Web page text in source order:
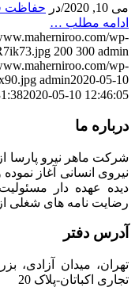
می 10, 2020 /در حفاظت
ادامه مطلب …
wp-
200 300 admin
wp-
admin2020-05-10
2020-05-10 12:46:05
درباره ما
نیروی انسانی آغاز
دیده عهده دار
رضایت نامه های شغلی
آدرس دفتر
تهران، میدان آزادی،
تجاری اکباتان-پلاک 20